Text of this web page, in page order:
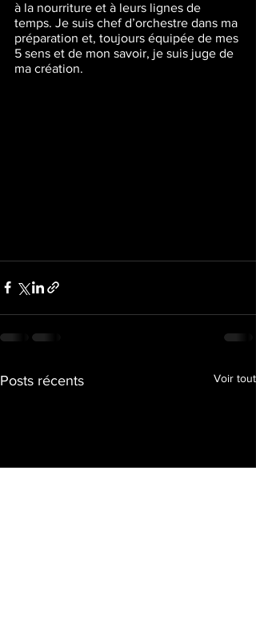
à la nourriture et à leurs lignes de
temps. Je suis chef d’orchestre dans ma
préparation et, toujours équipée de mes
5 sens et de mon savoir, je suis juge de
ma création.
Posts récents Voir tout